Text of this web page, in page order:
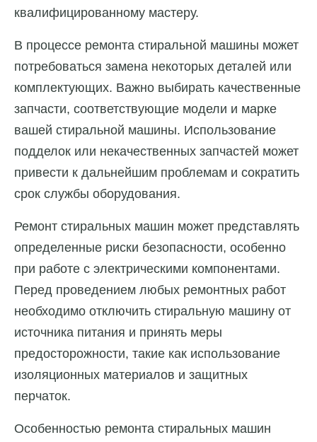
квалифицированному мастеру.
В процессе ремонта стиральной машины может
потребоваться замена некоторых деталей или
комплектующих. Важно выбирать качественные
запчасти, соответствующие модели и марке
вашей стиральной машины. Использование
подделок или некачественных запчастей может
привести к дальнейшим проблемам и сократить
срок службы оборудования.
Ремонт стиральных машин может представлять
определенные риски безопасности, особенно
при работе с электрическими компонентами.
Перед проведением любых ремонтных работ
необходимо отключить стиральную машину от
источника питания и принять меры
предосторожности, такие как использование
изоляционных материалов и защитных
перчаток.
Особенностью ремонта стиральных машин